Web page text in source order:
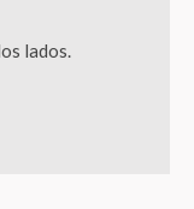
lados.